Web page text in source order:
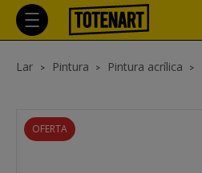
Lar Pintura Pintura acrílica
OFERTA